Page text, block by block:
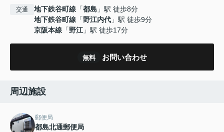
交通 地下鉄谷町線 「都島 」駅 徒歩8分
地下鉄谷町線 「野江内代 」駅 徒歩9分
京阪本線 「野江 」駅 徒歩17分
無料 お問い合わせ
周辺施設
郵便局
都島北通郵便局